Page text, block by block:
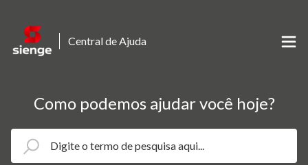
Central de Ajuda
Como podemos ajudar você hoje?